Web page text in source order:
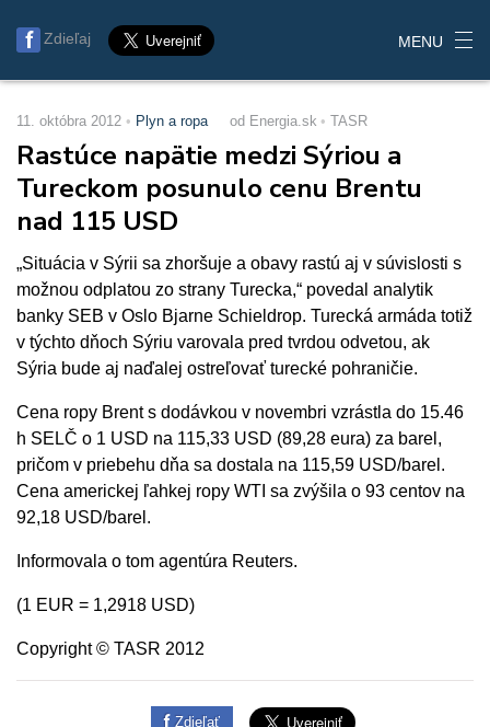
Zdieľaj MENU
11. októbra 2012 Plyn a ropa od Energia.sk TASR
Rastúce napätie medzi Sýriou a
Tureckom posunulo cenu Brentu
nad 115 USD
„Situácia v Sýrii sa zhoršuje a obavy rastú aj v súvislosti s
možnou odplatou zo strany Turecka,“ povedal analytik
banky SEB v Oslo Bjarne Schieldrop. Turecká armáda totiž
v týchto dňoch Sýriu varovala pred tvrdou odvetou, ak
Sýria bude aj naďalej ostreľovať turecké pohraničie.
Cena ropy Brent s dodávkou v novembri vzrástla do 15.46
h SELČ o 1 USD na 115,33 USD (89,28 eura) za barel,
pričom v priebehu dňa sa dostala na 115,59 USD/barel.
Cena americkej ľahkej ropy WTI sa zvýšila o 93 centov na
92,18 USD/barel.
Informovala o tom agentúra Reuters.
(1 EUR = 1,2918 USD)
Copyright © TASR 2012
Zdieľať